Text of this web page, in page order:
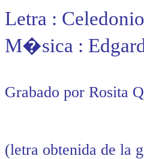
Letra :
M�sica :
Grabado por Rosita
(letra obtenida de la